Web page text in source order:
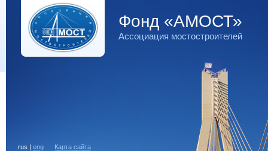
Фонд «АМОСТ»
Ассоциация мостостроителей
rus | eng Карта сайта